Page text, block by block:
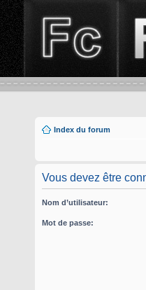
Index du forum
Vous devez être
Nom d’utilisateur:
Mot de passe: